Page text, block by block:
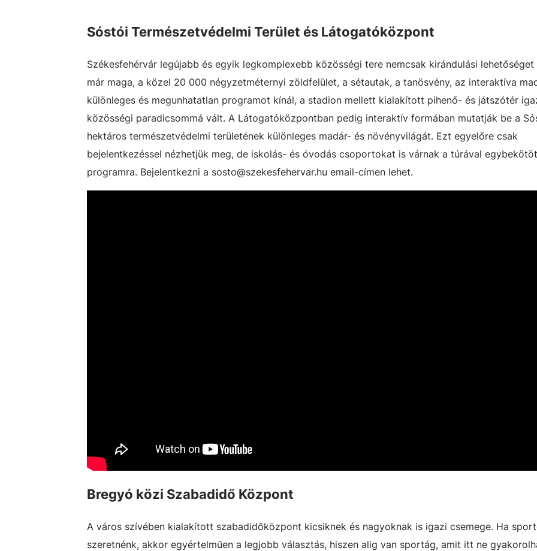
Sóstói Természetvédelmi Terület és Látogatóközpont
Székesfehérvár legújabb és egyik legkomplexebb közösségi tere nemcsak kirándulási lehetőséget
már maga, a közel 20 000 négyzetméternyi zöldfelület, a sétautak, a tanösvény, az interaktíva
különleges és megunhatatlan programot kínál, a stadion mellett kialakított pihenő- és játszótér
közösségi paradicsommá vált. A Látogatóközpontban pedig interaktív formában mutatják be a
hektáros természetvédelmi területének különleges madár- és növényvilágát. Ezt egyelőre csak
bejelentkezéssel nézhetjük meg, de iskolás- és óvodás csoportokat is várnak a túrával
programra. Bejelentkezni a sosto@szekesfehervar.hu email-címen lehet.
Bregyó közi Szabadidő Központ
A város szívében kialakított szabadidőközpont kicsiknek és nagyoknak is igazi csemege. Ha
szeretnénk, akkor egyértelműen a legjobb választás, hiszen alig van sportág, amit itt ne